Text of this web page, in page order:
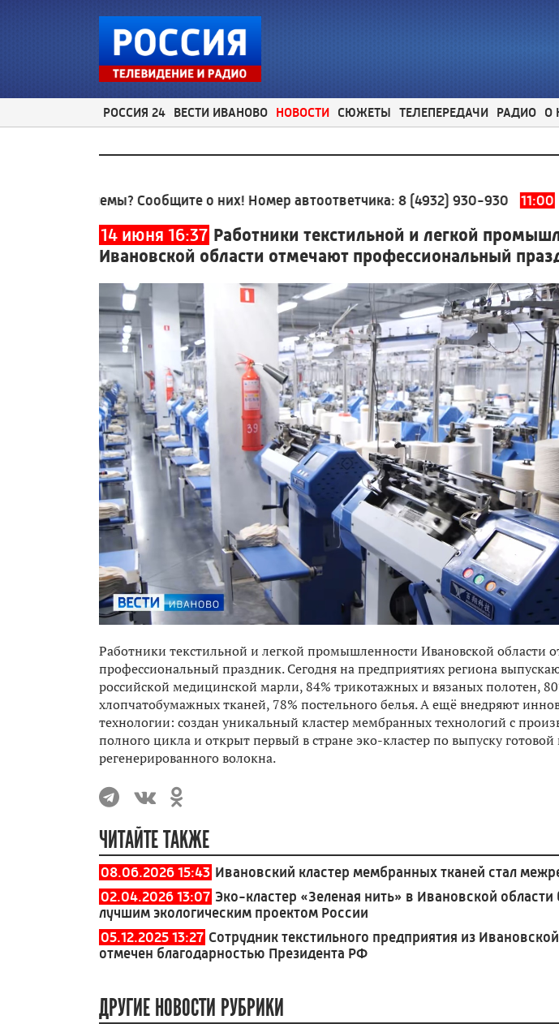
РОССИЯ 24 ВЕСТИ ИВАНОВО НОВОСТИ СЮЖЕТЫ ТЕЛЕПЕРЕДАЧИ РАДИО О
Сообщите о них! Номер автоответчика:8 (4932) 930-930 11:00 Гибелью
14 июня 16:37 Работники текстильной и легкой
Ивановской области отмечают профессиональный
Работники текстильной и легкой промышленности Ивановской области
профессиональный праздник. Сегодня на предприятиях региона
российской медицинской марли, 84% трикотажных и вязаных полотен,
хлопчатобумажных тканей, 78% постельного белья. А ещё внедряют
технологии: создан уникальный кластер мембранных технологий с
полного цикла и открыт первый в стране эко-кластер по выпуску
регенерированного волокна.
ЧИТАЙТЕ ТАКЖЕ
08.06.2026 15:43 Ивановский кластер мембранных тканей стал
02.04.2026 13:07 Эко-кластер «Зеленая нить» в Ивановской
лучшим экологическим проектом России
05.12.2025 13:27 Сотрудник текстильного предприятия из
отмечен благодарностью Президента РФ
ДРУГИЕ НОВОСТИ РУБРИКИ